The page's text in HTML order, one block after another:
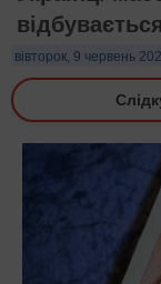
вівторок, 9 червень